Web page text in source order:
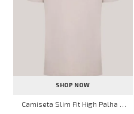
SHOP NOW